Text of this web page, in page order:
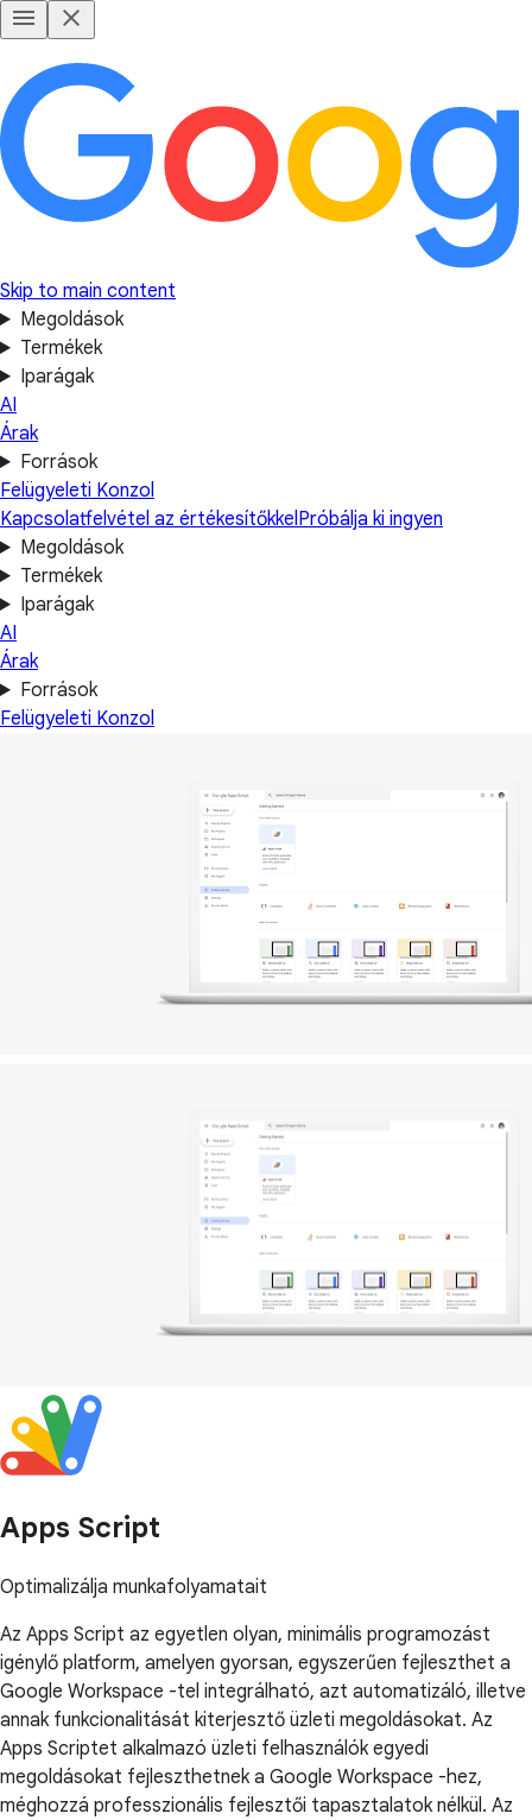
Skip to main content
Megoldások
Termékek
Iparágak
AI
Árak
Források
Felügyeleti Konzol
Kapcsolatfelvétel az értékesítőkkelPróbálja ki ingyen
Megoldások
Termékek
Iparágak
AI
Árak
Források
Felügyeleti Konzol
Apps Script
Optimalizálja munkafolyamatait
Az Apps Script az egyetlen olyan, minimális programozást
igénylő platform, amelyen gyorsan, egyszerűen fejleszthet a
Google Workspace -tel integrálható, azt automatizáló, illetve
annak funkcionalitását kiterjesztő üzleti megoldásokat. Az
Apps Scriptet alkalmazó üzleti felhasználók egyedi
megoldásokat fejleszthetnek a Google Workspace -hez,
méghozzá professzionális fejlesztői tapasztalatok nélkül. Az